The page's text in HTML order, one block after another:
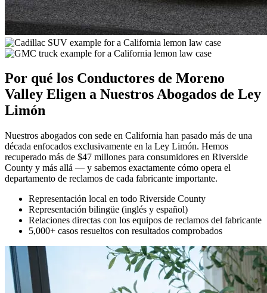
Por qué los Conductores de Moreno
Valley Eligen a NuestrosAbogados de Ley
Limón
Nuestros abogados con sede en California han pasado más de una
década enfocados exclusivamente en la Ley Limón. Hemos
recuperado más de $47 millones para consumidores en Riverside
County y más allá — y sabemos exactamente cómo opera el
departamento de reclamos de cada fabricante importante.
Representación local en todo Riverside County
Representación bilingüe (inglés y español)
Relaciones directas con los equipos de reclamos del fabricante
5,000+ casos resueltos con resultados comprobados